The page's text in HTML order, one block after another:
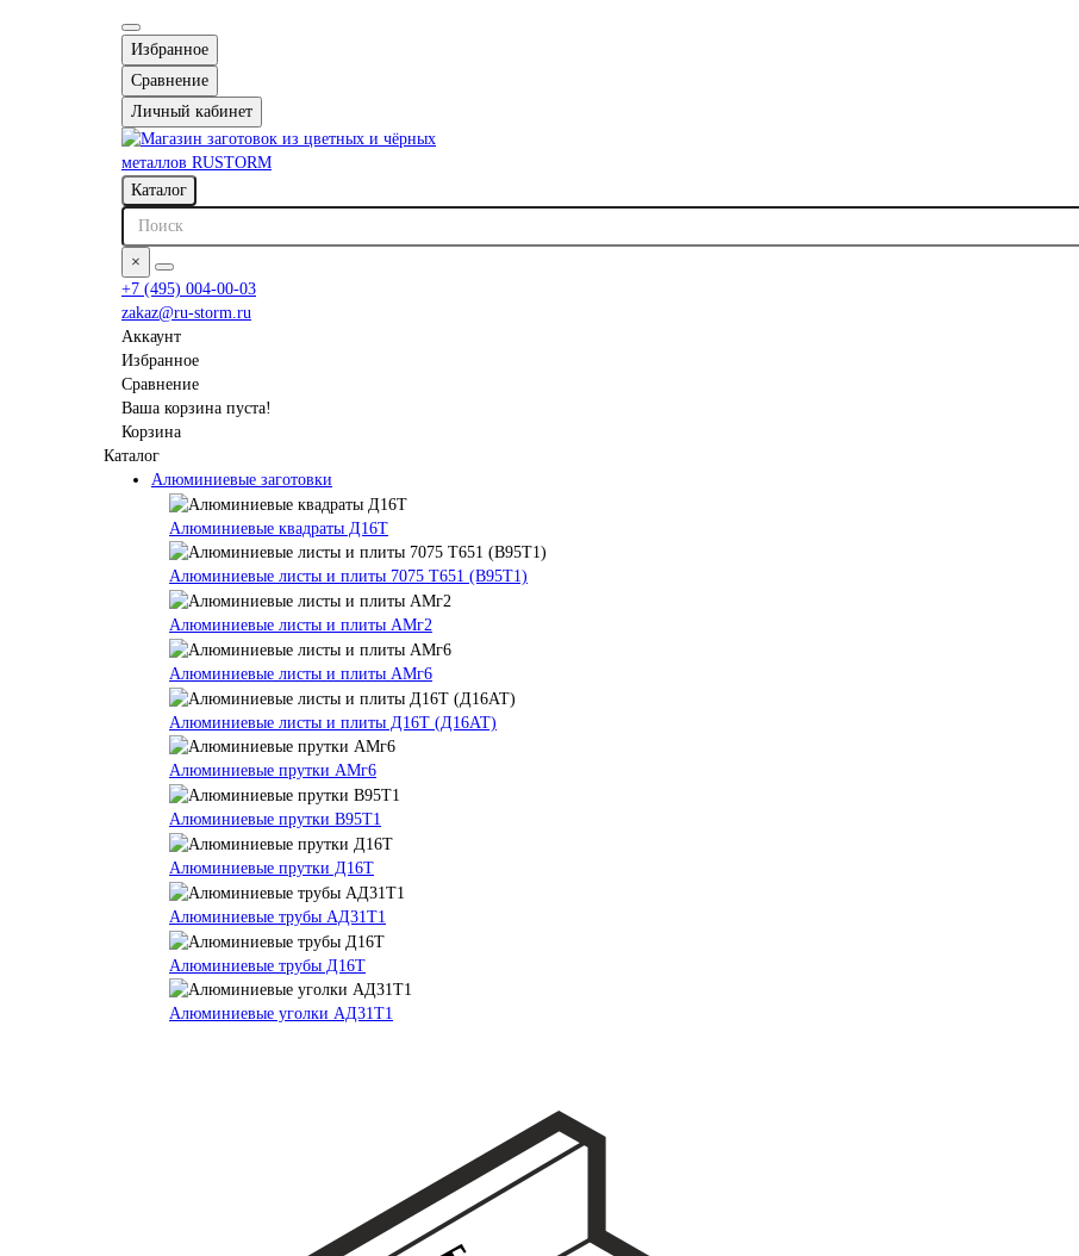
Избранное
Сравнение
Личный кабинет
Каталог
×
+7 (495) 004-00-03
zakaz@ru-storm.ru
Аккаунт
Избранное
Сравнение
Ваша корзина пуста!
Корзина
Каталог
Алюминиевые заготовки
Алюминиевые квадраты Д16Т
Алюминиевые листы и плиты 7075 Т651 (В95Т1)
Алюминиевые листы и плиты АМг2
Алюминиевые листы и плиты АМг6
Алюминиевые листы и плиты Д16Т (Д16АТ)
Алюминиевые прутки АМг6
Алюминиевые прутки В95Т1
Алюминиевые прутки Д16Т
Алюминиевые трубы АД31Т1
Алюминиевые трубы Д16Т
Алюминиевые уголки АД31Т1